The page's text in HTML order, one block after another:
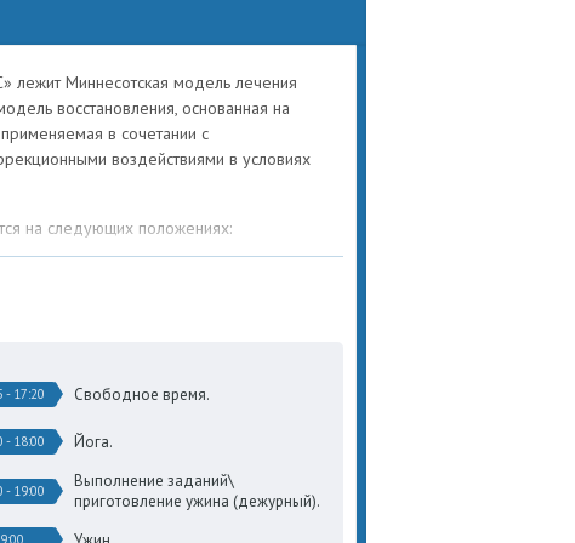
регулярной работе по программе «12 Шагов»
лежит Миннесотская модель лечения
восстановления, основанная на
в сочетании с
воздействиями в условиях
на следующих положениях:
как прогрессирующей неизлечимой
Асоциальное
- 17:20 Свободное время.
- 18:00 Йога.
- 19:00
Выполнение заданий\
приготовление ужина (дежурный).